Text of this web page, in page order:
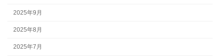
2025年9月
2025年8月
2025年7月